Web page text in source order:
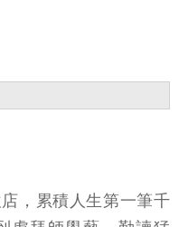
，累積人生第一筆千